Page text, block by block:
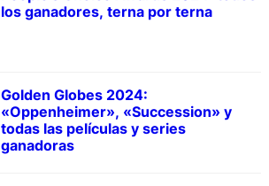
los ganadores, terna por terna
Golden Globes 2024:
«Oppenheimer», «Succession» y
todas las películas y series
ganadoras